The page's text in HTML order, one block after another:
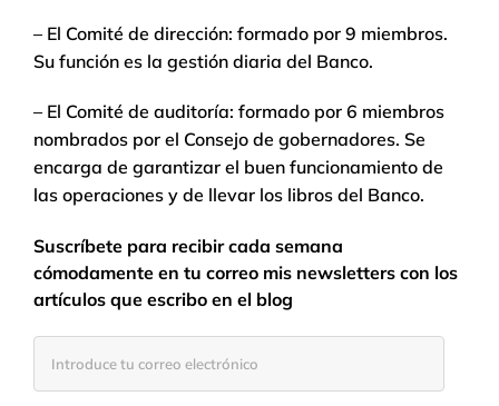
– El Comité de dirección: formado por 9 miembros.
Su función es la gestión diaria del Banco.
– El Comité de auditoría: formado por 6 miembros
nombrados por el Consejo de gobernadores. Se
encarga de garantizar el buen funcionamiento de
las operaciones y de llevar los libros del Banco.
Suscríbete para recibir cada semana
cómodamente en tu correo mis newsletters con los
artículos que escribo en el blog